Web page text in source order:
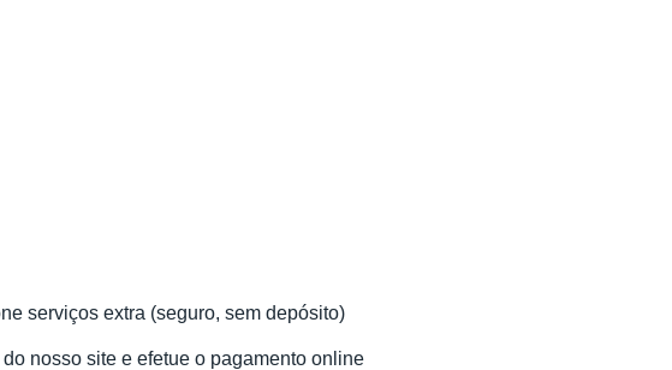
serviços extra (seguro, sem depósito)
nosso site e efetue o pagamento online